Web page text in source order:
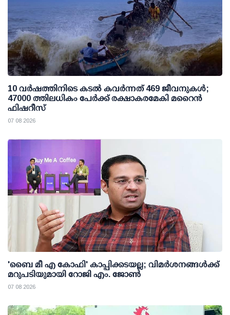
10 വര്‍ഷത്തിനിടെ കടല്‍ കവര്‍ന്നത് 469 ജീവനുകള്‍;
47000 ത്തിലധികം പേര്‍ക്ക് രക്ഷാകരമേകി മറൈന്‍
ഫിഷറീസ്
07 08 2026
'ബൈ മീ എ കോഫി' കാപ്പിക്കടയല്ല; വിമര്‍ശനങ്ങള്‍ക്ക്
മറുപടിയുമായി റോജി എം. ജോണ്‍
07 08 2026